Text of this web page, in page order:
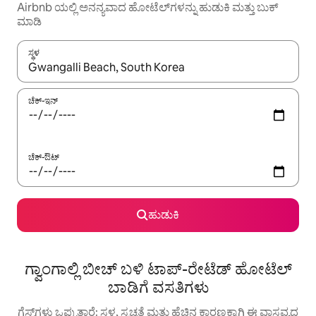
Airbnb ಯಲ್ಲಿ ಅನನ್ಯವಾದ ಹೋಟೆಲ್‌ಗಳನ್ನು ಹುಡುಕಿ ಮತ್ತು ಬುಕ್
ಮಾಡಿ
ಸ್ಥಳ
ಫಲಿತಾಂಶಗಳು ಲಭ್ಯವಿರುವಾಗ, ಅಪ್ ಮತ್ತು ಡೌನ್ ಬಾಣದ ಕೀಲಿಗಳೊಂದಿಗೆ
ಚೆಕ್-ಇನ್
ಚೆಕ್-ಔಟ್
ಹುಡುಕಿ
ಗ್ವಾಂಗಾಲ್ಲಿ ಬೀಚ್ ಬಳಿ ಟಾಪ್-ರೇಟೆಡ್ ಹೋಟೆಲ್
ಬಾಡಿಗೆ ವಸತಿಗಳು
ಗೆಸ್ಟ್‌ಗಳು ಒಪ್ಪುತ್ತಾರೆ: ಸ್ಥಳ, ಸ್ವಚ್ಛತೆ ಮತ್ತು ಹೆಚ್ಚಿನ ಕಾರಣಕ್ಕಾಗಿ ಈ ವಾಸ್ತವ್ಯದ